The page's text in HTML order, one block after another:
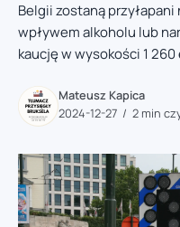
Belgii zostaną
wpływem alkoholu lub
kaucję w wysokości 1 260
Mateusz Kapica
2024-12-27
2 min